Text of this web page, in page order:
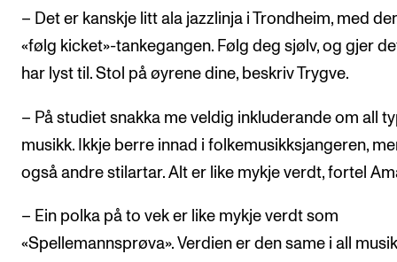
– Det er kanskje litt ala jazzlinja i Trondheim, med
«følg kicket»-tankegangen. Følg deg sjølv, og gjer
har lyst til. Stol på øyrene dine, beskriv Trygve.
– På studiet snakka me veldig inkluderande om all
musikk. Ikkje berre innad i folkemusikksjangeren,
også andre stilartar. Alt er like mykje verdt, fortel
– Ein polka på to vek er like mykje verdt som
«Spellemannsprøva». Verdien er den same i all